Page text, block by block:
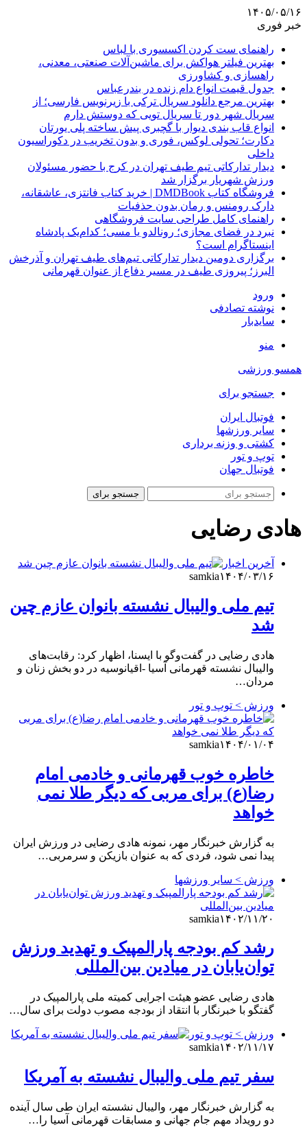
۱۴۰۵/۰۵/۱۶
خبر فوری
راهنمای ست کردن اکسسوری با لباس
بهترین فیلتر هواکش برای ماشین‌آلات صنعتی، معدنی،
راهسازی و کشاورزی
جدول قیمت انواع دام زنده در بندرعباس
بهترین مرجع دانلود سریال ترکی با زیرنویس فارسی؛ از
سریال شهر دور تا سریال تویی که دوستش دارم
انواع قاب بندی دیوار با گچبری پیش ساخته پلی یورتان
دکارت؛ تحولی لوکس، فوری و بدون تخریب در دکوراسیون
داخلی
دیدار تدارکاتی تیم طیف تهران در کرج با حضور مسئولان
ورزش شهریار برگزار شد
فروشگاه کتاب DMDBook | خرید کتاب فانتزی، عاشقانه،
دارک رومنس و رمان بدون حذفیات
راهنمای کامل طراحی سایت فروشگاهی
نبرد در فضای مجازی؛ رونالدو یا مسی؛ کدام‌یک پادشاه
اینستاگرام است؟
برگزاری دومین دیدار تدارکاتی تیم‌های طیف تهران و آذرخش
البرز؛ پیروزی طیف در مسیر دفاع از عنوان قهرمانی
ورود
نوشته تصادفی
سایدبار
منو
همسو ورزشی
جستجو برای
فوتبال ایران
سایر ورزشها
کشتی و وزنه برداری
توپ و تور
فوتبال جهان
جستجو برای
هادی رضایی
آخرین اخبار
samkia۱۴۰۴/۰۳/۱۶
تیم ملی والیبال نشسته بانوان عازم چین
شد
هادی رضایی در گفت‌وگو با ایسنا، اظهار کرد: رقابت‌های
والیبال نشسته قهرمانی آسیا -اقیانوسیه در دو بخش زنان و
مردان…
ورزش > توپ و تور
samkia۱۴۰۴/۰۱/۰۴
خاطره خوب قهرمانی و خادمی امام
رضا(ع) برای مربی که دیگر طلا نمی
خواهد
به گزارش خبرنگار مهر، نمونه هادی رضایی در ورزش ایران
پیدا نمی شود، فردی که به عنوان بازیکن و سرمربی…
ورزش > سایر ورزشها
samkia۱۴۰۲/۱۱/۲۰
رشد کم بودجه پارالمپیک و تهدید ورزش
توان‌یابان در میادین بین‌المللی
هادی رضایی عضو هیئت اجرایی کمیته ملی پارالمپیک در
گفتگو با خبرنگار با انتقاد از بودجه مصوب دولت برای سال…
ورزش > توپ و تور
samkia۱۴۰۲/۱۱/۱۷
سفر تیم ملی والیبال نشسته به آمریکا
به گزارش خبرنگار مهر، والیبال نشسته ایران طی سال آینده
دو رویداد مهم جام جهانی و مسابقات قهرمانی آسیا را…